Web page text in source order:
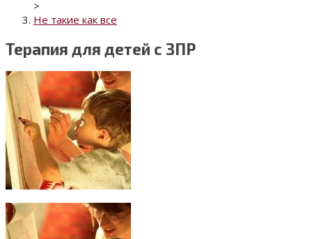
>
Не такие как все
Терапия для детей с ЗПР